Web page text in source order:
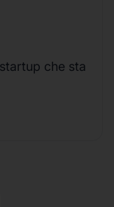
che sta